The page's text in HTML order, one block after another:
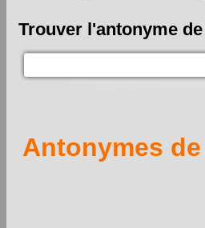
Trouver l'antonyme de
Antonymes de